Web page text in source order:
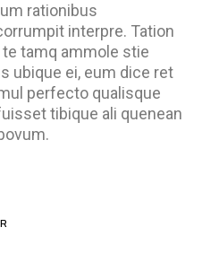
rationibus
interpre. Tation
tamq ammole stie
ubique ei, eum dice ret
perfecto qualisque
tibique ali quenean